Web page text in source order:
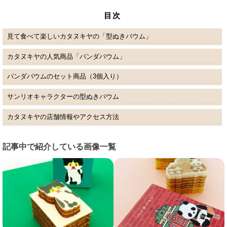
目次
見て食べて楽しいカタヌキヤの「型ぬきバウム」
カタヌキヤの人気商品「パンダバウム」
パンダバウムのセット商品（3個入り）
サンリオキャラクターの型ぬきバウム
カタヌキヤの店舗情報やアクセス方法
記事中で紹介している画像一覧